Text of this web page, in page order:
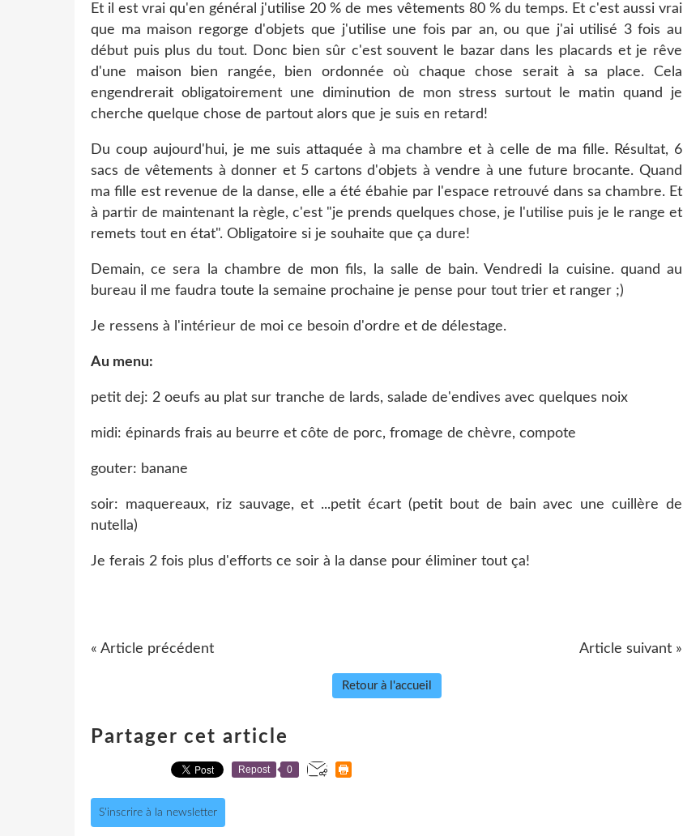
Et il est vrai qu'en général j'utilise 20 % de mes vêtements 80 % du temps. Et c'est aussi vrai
que ma maison regorge d'objets que j'utilise une fois par an, ou que j'ai utilisé 3 fois au
début puis plus du tout. Donc bien sûr c'est souvent le bazar dans les placards et je rêve
d'une maison bien rangée, bien ordonnée où chaque chose serait à sa place. Cela
engendrerait obligatoirement une diminution de mon stress surtout le matin quand je
cherche quelque chose de partout alors que je suis en retard!
Du coup aujourd'hui, je me suis attaquée à ma chambre et à celle de ma fille. Résultat, 6
sacs de vêtements à donner et 5 cartons d'objets à vendre à une future brocante. Quand
ma fille est revenue de la danse, elle a été ébahie par l'espace retrouvé dans sa chambre. Et
à partir de maintenant la règle, c'est "je prends quelques chose, je l'utilise puis je le range et
remets tout en état". Obligatoire si je souhaite que ça dure!
Demain, ce sera la chambre de mon fils, la salle de bain. Vendredi la cuisine. quand au
bureau il me faudra toute la semaine prochaine je pense pour tout trier et ranger ;)
Je ressens à l'intérieur de moi ce besoin d'ordre et de délestage.
Au menu:
petit dej: 2 oeufs au plat sur tranche de lards, salade de'endives avec quelques noix
midi: épinards frais au beurre et côte de porc, fromage de chèvre, compote
gouter: banane
soir: maquereaux, riz sauvage, et ...petit écart (petit bout de bain avec une cuillère de
nutella)
Je ferais 2 fois plus d'efforts ce soir à la danse pour éliminer tout ça!
« Article précédent Article suivant »
Retour à l'accueil
Partager cet article
Repost 0
S'inscrire à la newsletter